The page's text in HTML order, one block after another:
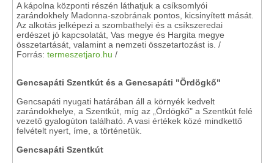
A kápolna központi részén láthatjuk a csíksomlyói
zarándokhely Madonna-szobrának pontos, kicsinyített mását.
Az alkotás jelképezi a szombathelyi és a csíkszeredai
erdészet jó kapcsolatát, Vas megye és Hargita megye
összetartását, valamint a nemzeti összetartozást is. /
Forrás: termeszetjaro.hu /
Gencsapáti Szentkút és a Gencsapáti "Ördögkő"
Gencsapáti nyugati határában áll a környék kedvelt
zarándokhelye, a Szentkút, míg az „Ördögkő" a Szentkút felé
vezető gyalogúton található. A vasi értékek közé mindkettő
felvételt nyert, íme, a történetük.
Gencsapáti Szentkút